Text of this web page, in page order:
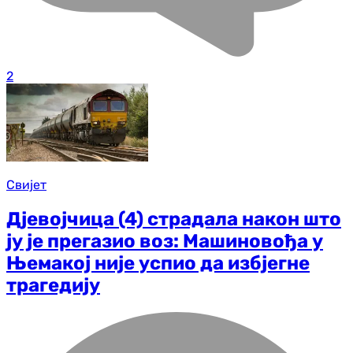
2
Свијет
Дјевојчица (4) страдала након што
ју је прегазио воз: Машиновођа у
Њемакој није успио да избјегне
трагедију